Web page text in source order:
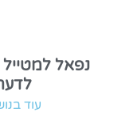
נפאל
עוד